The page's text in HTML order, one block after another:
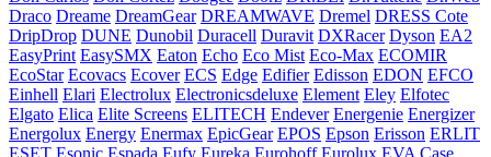
Draco Dreame DreamGear DREAMWAVE Dremel DRESS Cote
DripDrop DUNE Dunobil Duracell Duravit DXRacer Dyson EA2
EasyPrint EasySMX Eaton Echo Eco Mist Eco-Max ECOMIR
EcoStar Ecovacs Ecover ECS Edge Edifier Edisson EDON EFCO
Einhell Elari Electrolux Electronicsdeluxe Element Eley Elfotec
Elgato Elica Elite Screens ELITECH Endever Energenie Energizer
Energolux Energy Enermax EpicGear EPOS Epson Erisson ERLIT
ESET Esonic Espada Eufy Eureka Eurohoff Eurolux EVA Case